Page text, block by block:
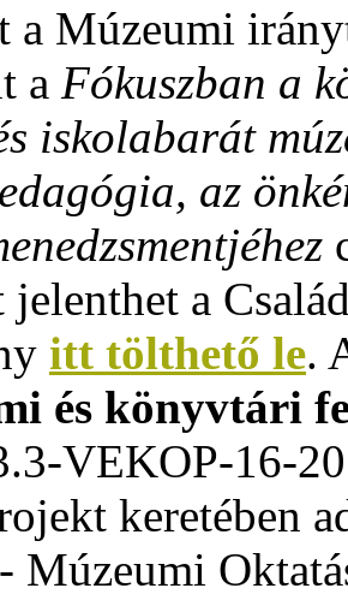
a Múzeumi
a Fókuszban a
iskolabarát
az
jelenthet a
itt tölthető le.
és könyvtári
VEKOP-16-
keretében
- Múzeumi